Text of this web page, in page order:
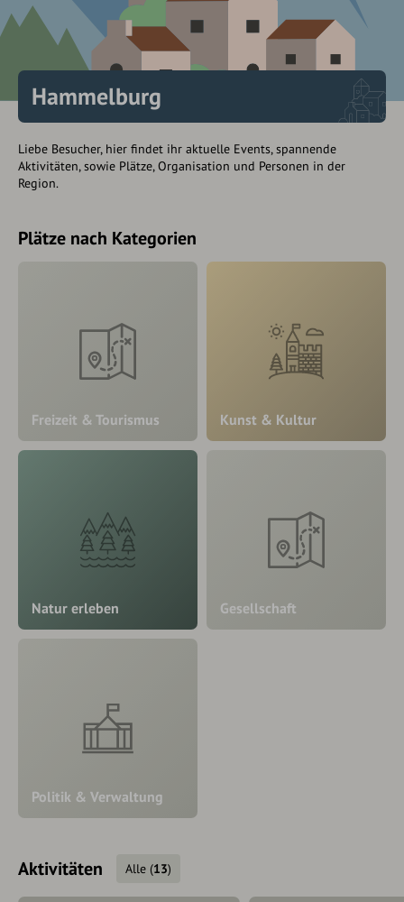
Hammelburg
Liebe Besucher, hier findet ihr aktuelle Events, spannende
Aktivitäten, sowie Plätze, Organisation und Personen in der
Region.
Plätze nach Kategorien
Freizeit & Tourismus Kunst & Kultur
Natur erleben Gesellschaft
Politik & Verwaltung
Aktivitäten Alle (13)